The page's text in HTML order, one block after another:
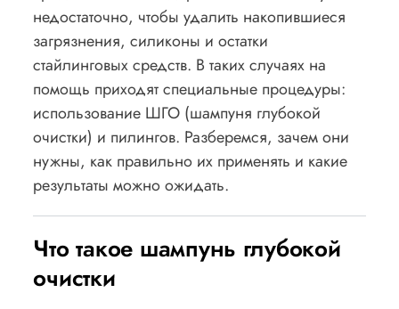
недостаточно, чтобы удалить накопившиеся
загрязнения, силиконы и остатки
стайлинговых средств. В таких случаях на
помощь приходят специальные процедуры:
использование ШГО (шампуня глубокой
очистки) и пилингов. Разберемся, зачем они
нужны, как правильно их применять и какие
результаты можно ожидать.
Что такое шампунь глубокой
очистки